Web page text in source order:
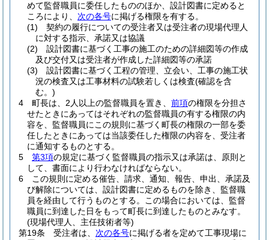
めて監督職員に委任したもののほか、設計図書に定めると
ころにより、 次の各号に掲げる権限を有する。
(1)
契約の履行についての受注者又は受注者の現場代理人
に対する指示、承諾又は協議
(2)
設計図書に基づく工事の施工のための詳細図等の作成
及び交付又は受注者が作成した詳細図等の承諾
(3)
設計図書に基づく工程の管理、立会い、工事の施工状
況の検査又は工事材料の試験若しくは検査(確認を含
む。)
4
町長は、2人以上の監督職員を置き、 前項の権限を分担さ
せたときにあってはそれぞれの監督職員の有する権限の内
容を、監督職員にこの規則に基づく町長の権限の一部を委
任したときにあっては当該委任した権限の内容を、受注者
に通知するものとする。
5
第3項の規定に基づく監督職員の指示又は承諾は、原則と
して、書面により行わなければならない。
6
この規則に定める催告、請求、通知、報告、申出、承諾及
び解除については、設計図書に定めるものを除き、監督職
員を経由して行うものとする。
この場合においては、監督
職員に到達した日をもって町長に到達したものとみなす。
(現場代理人、主任技術者等)
第19条
受注者は、 次の各号に掲げる者を定めて工事現場に